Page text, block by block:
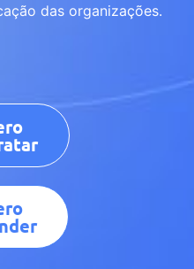
das organizações.